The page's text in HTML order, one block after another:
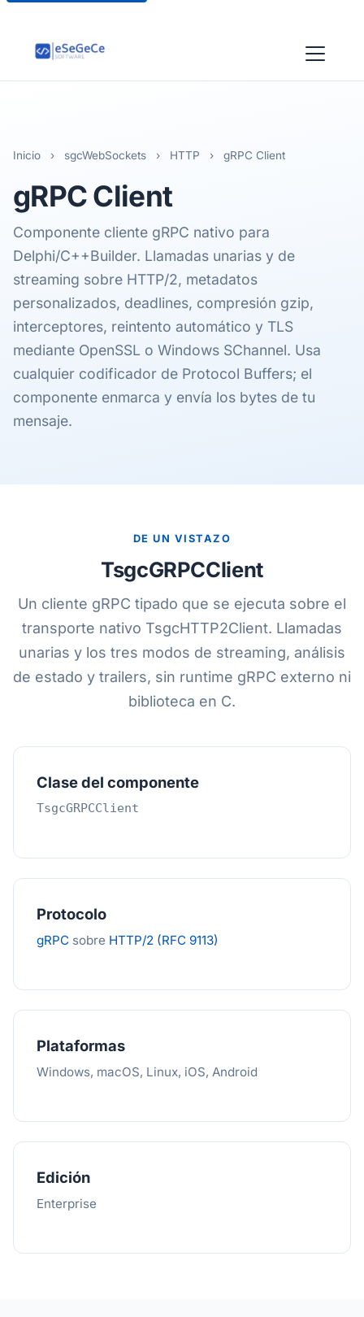
Inicio › sgcWebSockets › HTTP › gRPC Client
gRPCClient
Componente cliente gRPC nativo para
Delphi/C++Builder. Llamadas unarias y de
streaming sobre HTTP/2, metadatos
personalizados, deadlines, compresión gzip,
interceptores, reintento automático y TLS
mediante OpenSSL o Windows SChannel. Usa
cualquier codificador de Protocol Buffers; el
componente enmarca y envía los bytes de tu
mensaje.
DE UN VISTAZO
TsgcGRPCClient
Un cliente gRPC tipado que se ejecuta sobre el
transporte nativo TsgcHTTP2Client. Llamadas
unarias y los tres modos de streaming, análisis
de estado y trailers, sin runtime gRPC externo ni
biblioteca en C.
Clase del componente
TsgcGRPCClient
Protocolo
gRPC sobre HTTP/2 (RFC 9113)
Plataformas
Windows, macOS, Linux, iOS, Android
Edición
Enterprise